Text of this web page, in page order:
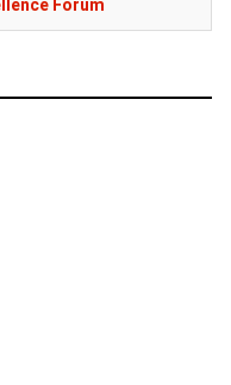
Forum